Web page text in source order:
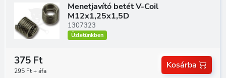
Menetjavító betét V-Coil
M12x1,25x1,5D
1307323
Üzletünkben
375 Ft
295 Ft + áfa
Kosárba